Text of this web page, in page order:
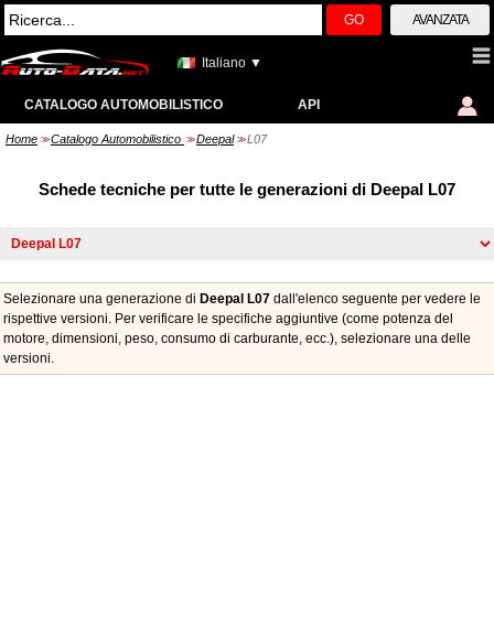
GO AVANZATA
Italiano ▼
CATALOGO AUTOMOBILISTICO API
Home >> Catalogo Automobilistico >> Deepal >> L07
Schede tecniche per tutte le generazioni di Deepal L07
Selezionare una generazione di Deepal L07 dall'elenco seguente per vedere le
rispettive versioni. Per verificare le specifiche aggiuntive (come potenza del
motore, dimensioni, peso, consumo di carburante, ecc.), selezionare una delle
versioni.